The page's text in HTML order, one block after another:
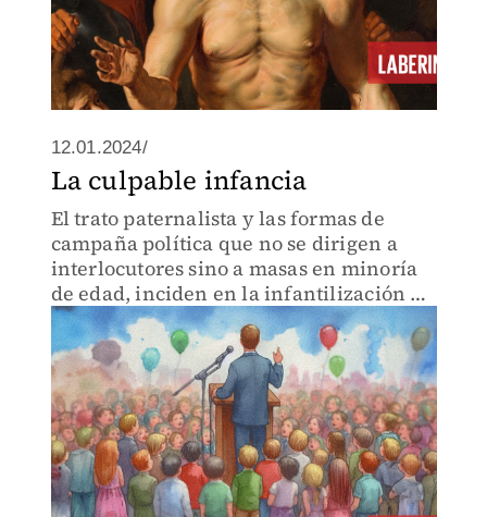
12.01.2024/
La culpable infancia
El trato paternalista y las formas de
campaña política que no se dirigen a
interlocutores sino a masas en minoría
de edad, inciden en la infantilización de
la sociedad.